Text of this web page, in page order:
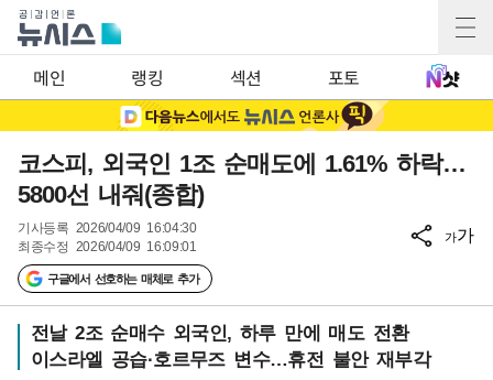
메인 랭킹 섹션 포토
코스피, 외국인 1조 순매도에 1.61% 하락…
5800선 내줘(종합)
기사등록 2026/04/09 16:04:30
최종수정 2026/04/09 16:09:01
구글에서 선호하는 매체로 추가
가가
전날 2조 순매수 외국인, 하루 만에 매도 전환
이스라엘 공습·호르무즈 변수…휴전 불안 재부각